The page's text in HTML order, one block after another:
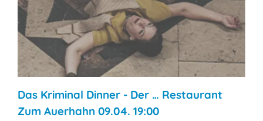
Das Kriminal Dinner - Der … Restaurant
Zum Auerhahn 09.04. 19:00